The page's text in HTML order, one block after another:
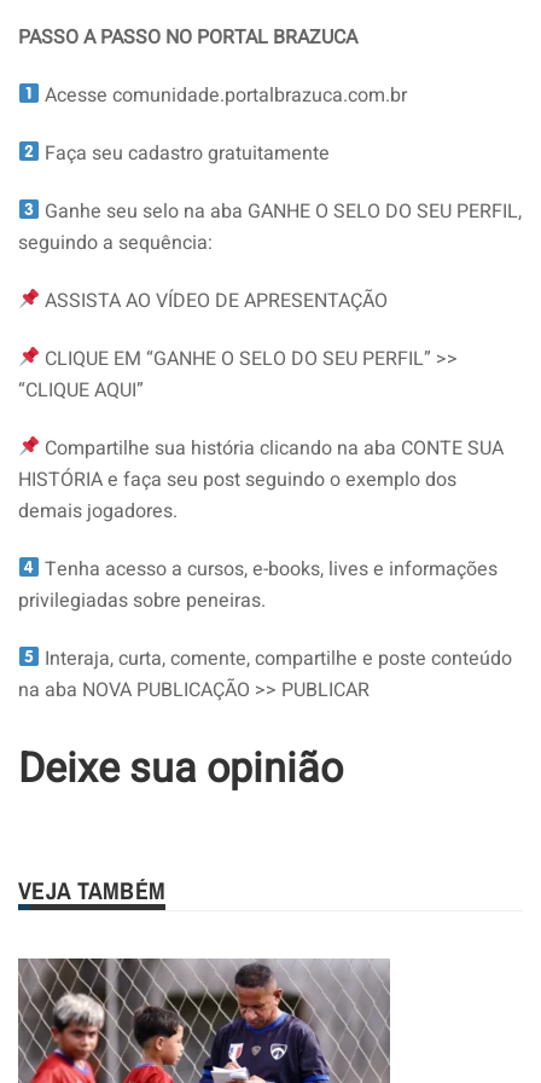
PASSO A PASSO NO PORTAL BRAZUCA
Acesse comunidade.portalbrazuca.com.br
Faça seu cadastro gratuitamente
Ganhe seu selo na aba GANHE O SELO DO SEU PERFIL,
seguindo a sequência:
ASSISTA AO VÍDEO DE APRESENTAÇÃO
CLIQUE EM “GANHE O SELO DO SEU PERFIL” >>
“CLIQUE AQUI”
Compartilhe sua história clicando na aba CONTE SUA
HISTÓRIA e faça seu post seguindo o exemplo dos
demais jogadores.
Tenha acesso a cursos, e-books, lives e informações
privilegiadas sobre peneiras.
Interaja, curta, comente, compartilhe e poste conteúdo
na aba NOVA PUBLICAÇÃO >> PUBLICAR
Deixe sua opinião
VEJA TAMBÉM